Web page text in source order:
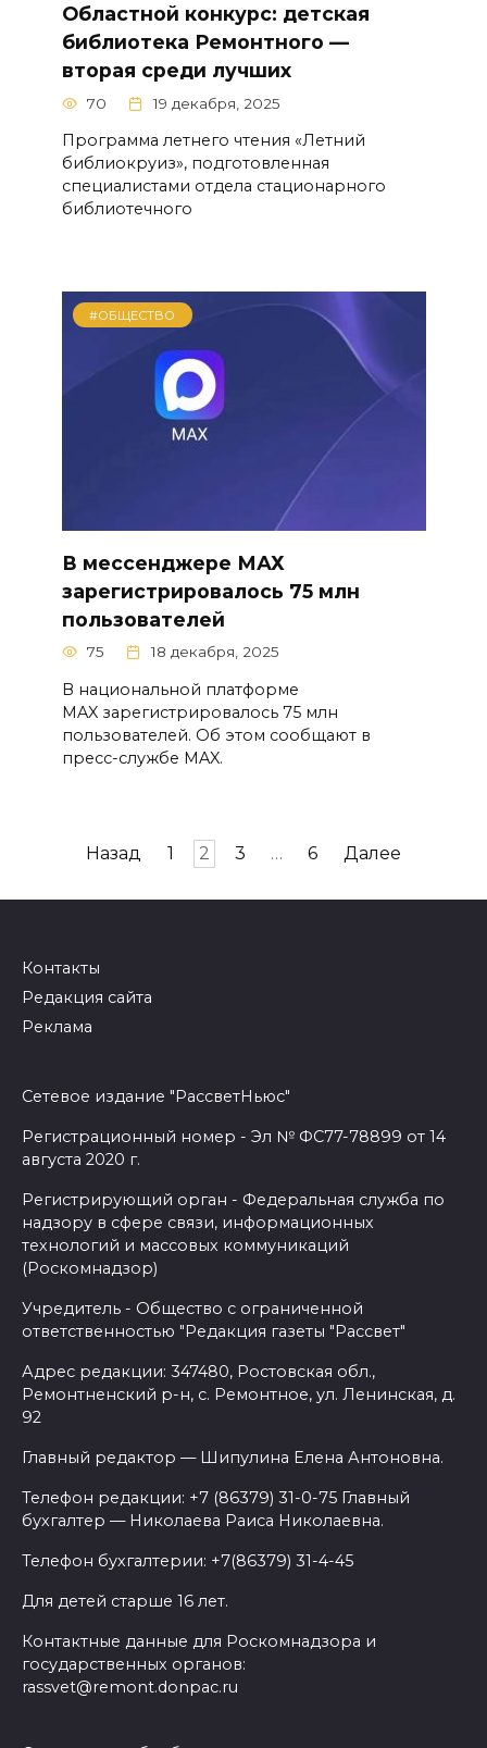
Областной конкурс: детская
библиотека Ремонтного —
вторая среди лучших
70 19 декабря, 2025
Программа летнего чтения «Летний
библиокруиз», подготовленная
специалистами отдела стационарного
библиотечного
#ОБЩЕСТВО
В мессенджере МАХ
зарегистрировалось 75 млн
пользователей
75 18 декабря, 2025
В национальной платформе
MAX зарегистрировалось 75 млн
пользователей. Об этом сообщают в
пресс-службе MAX.
Навигация
записям
Назад 1 2 3 … 6 Далее
Контакты
Редакция сайта
Реклама
Сетевое издание "РассветНьюс"
Регистрационный номер - Эл № ФС77-78899 от 14
августа 2020 г.
Регистрирующий орган - Федеральная служба по
надзору в сфере связи, информационных
технологий и массовых коммуникаций
(Роскомнадзор)
Учредитель - Общество с ограниченной
ответственностью "Редакция газеты "Рассвет"
Адрес редакции: 347480, Ростовская обл.,
Ремонтненский р-н, с. Ремонтное, ул. Ленинская, д.
92
Главный редактор — Шипулина Елена Антоновна.
Телефон редакции: +7 (86379) 31-0-75 Главный
бухгалтер — Николаева Раиса Николаевна.
Телефон бухгалтерии: +7(86379) 31-4-45
Для детей старше 16 лет.
Контактные данные для Роскомнадзора и
государственных органов:
rassvet@remont.donpac.ru